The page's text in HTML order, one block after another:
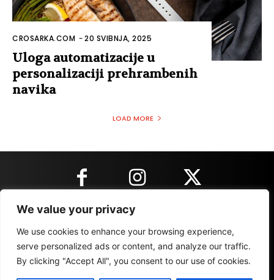
We value your privacy
We use cookies to enhance your browsing experience,
serve personalized ads or content, and analyze our traffic.
By clicking "Accept All", you consent to our use of cookies.
CROSARKA.COM -20 SVIBNJA, 2025
Uloga automatizacije u
personalizaciji prehrambenih
navika
LOAD MORE
KONTAKT INFORMACIJE
IMPRESSUM MARKETING REZULTATI